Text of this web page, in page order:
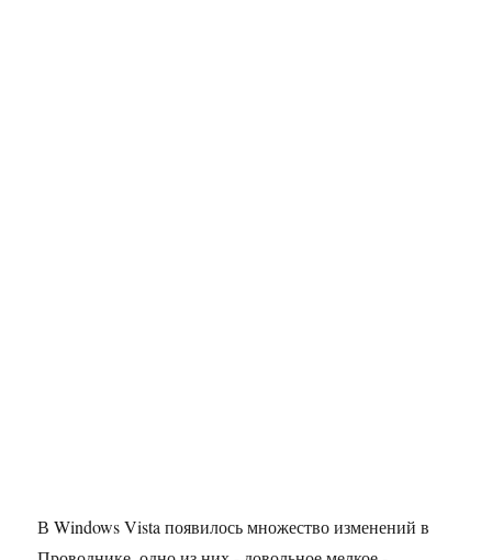
В Windows Vista появилось множество изменений в